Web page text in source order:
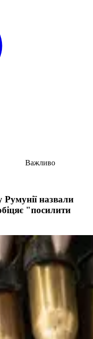
Важливо
назвали
"посилити